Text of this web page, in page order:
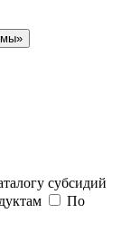
субсидий
По